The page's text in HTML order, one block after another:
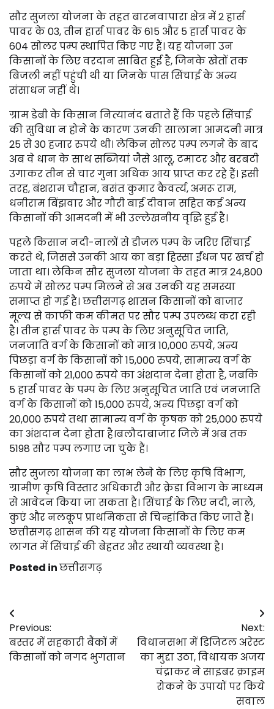
सौर सुजला योजना के तहत बारनवापारा क्षेत्र में 2 हार्स
पावर के 03, तीन हार्स पावर के 615 और 5 हार्स पावर के
604 सोलर पम्प स्थापित किए गए हैं। यह योजना उन
किसानों के लिए वरदान साबित हुई है, जिनके खेतों तक
बिजली नहीं पहुंची थी या जिनके पास सिंचाई के अन्य
संसाधन नहीं थे।
ग्राम डेबी के किसान नित्यानंद बताते हैं कि पहले सिंचाई
की सुविधा न होने के कारण उनकी सालाना आमदनी मात्र
25 से 30 हजार रुपये थी। लेकिन सोलर पम्प लगने के बाद
अब वे धान के साथ सब्जियां जैसे आलू, टमाटर और बरबटी
उगाकर तीन से चार गुना अधिक आय प्राप्त कर रहे हैं। इसी
तरह, बंशराम चौहान, बसंत कुमार कैवर्त्य, अमरू राम,
धनीराम बिंझवार और गौरी बाई दीवान सहित कई अन्य
किसानों की आमदनी में भी उल्लेखनीय वृद्धि हुई है।
पहले किसान नदी-नालों से डीजल पम्प के जरिए सिंचाई
करते थे, जिससे उनकी आय का बड़ा हिस्सा ईंधन पर खर्च हो
जाता था। लेकिन सौर सुजला योजना के तहत मात्र 24,800
रुपये में सोलर पम्प मिलने से अब उनकी यह समस्या
समाप्त हो गई है। छत्तीसगढ़ शासन किसानों को बाजार
मूल्य से काफी कम कीमत पर सौर पम्प उपलब्ध करा रही
है। तीन हार्स पावर के पम्प के लिए अनुसूचित जाति,
जनजाति वर्ग के किसानों को मात्र 10,000 रुपये, अन्य
पिछड़ा वर्ग के किसानों को 15,000 रुपये, सामान्य वर्ग के
किसानों को 21,000 रुपये का अंशदान देना होता है, जबकि
5 हार्स पावर के पम्प के लिए अनुसूचित जाति एवं जनजाति
वर्ग के किसानों को 15,000 रुपये, अन्य पिछड़ा वर्ग को
20,000 रुपये तथा सामान्य वर्ग के कृषक को 25,000 रुपये
का अंशदान देना होता है।बलौदाबाजार जिले में अब तक
5198 सौर पम्प लगाए जा चुके हैं।
सौर सुजला योजना का लाभ लेने के लिए कृषि विभाग,
ग्रामीण कृषि विस्तार अधिकारी और क्रेडा विभाग के माध्यम
से आवेदन किया जा सकता है। सिंचाई के लिए नदी, नाले,
कुएं और नलकूप प्राथमिकता से चिन्हांकित किए जाते हैं।
छत्तीसगढ़ शासन की यह योजना किसानों के लिए कम
लागत में सिंचाई की बेहतर और स्थायी व्यवस्था है।
Posted inछत्तीसगढ़
Post
navigation
Previous:
बस्तर में सहकारी बैंकों में
किसानों को नगद भुगतान
Next:
विधानसभा में डिजिटल अरेस्ट
का मुद्दा उठा, विधायक अजय
चंद्राकर ने साइबर क्राइम
रोकने के उपायों पर किये
सवाल